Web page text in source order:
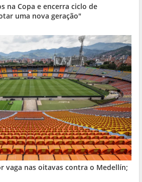
na Copa e encerra ciclo de
uma nova geração"
vaga nas oitavas contra o Medellín;